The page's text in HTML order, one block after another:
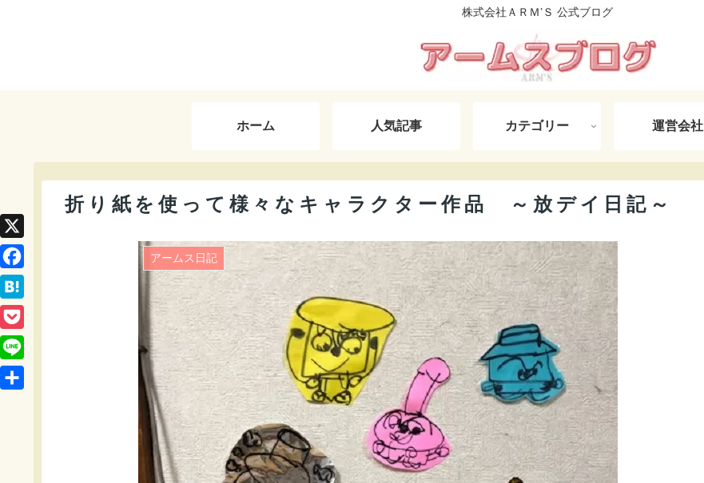
株式会社ＡＲＭ’Ｓ 公式ブログ
ホーム 人気記事 カテゴリー 運営会社
折り紙を使って様々なキャラクター作品 ～放デイ日記～
アームス日記
X
F
a
c
e
b
H
a
t
e
P
o
c
L